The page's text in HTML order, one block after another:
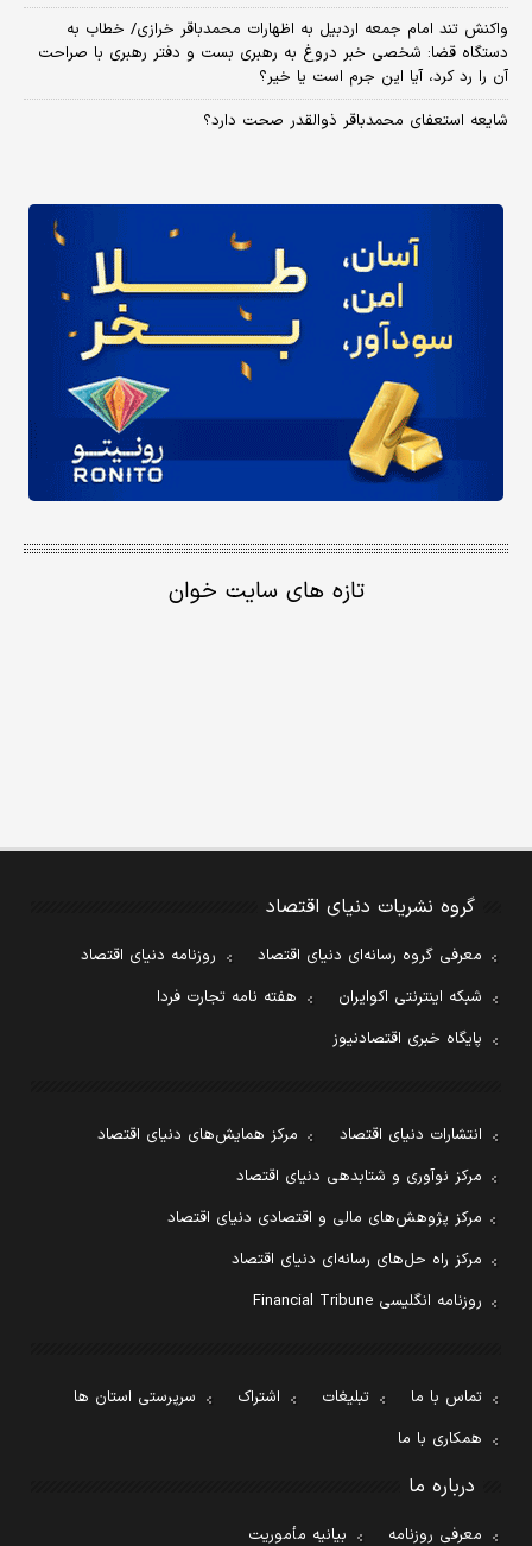
واکنش تند امام جمعه اردبیل به اظهارات محمدباقر خرازی/ خطاب به
دستگاه قضا: شخصی خبر دروغ به رهبری بست و دفتر رهبری با صراحت
آن را رد کرد، آیا این جرم است یا خیر؟
شایعه استعفای محمدباقر ذوالقدر صحت دارد؟
تازه های سایت خوان
گروه نشریات دنیای اقتصاد
معرفی گروه رسانه‌ای دنیای اقتصاد
روزنامه دنیای اقتصاد
شبکه اینترنتی اکوایران
هفته نامه تجارت فردا
پایگاه خبری اقتصادنیوز
انتشارات دنیای اقتصاد
مرکز همایش‌های دنیای اقتصاد
مرکز نوآوری و شتابدهی دنیای اقتصاد
مرکز پژوهش‌های مالی و اقتصادی دنیای اقتصاد
مرکز راه حل‌های رسانه‌ای دنیای اقتصاد
روزنامه انگلیسی Financial Tribune
تماس با ما تبلیغات اشتراک
سرپرستی استان ها
همکاری با ما
درباره ما
معرفی روزنامه بیانیه مأموریت